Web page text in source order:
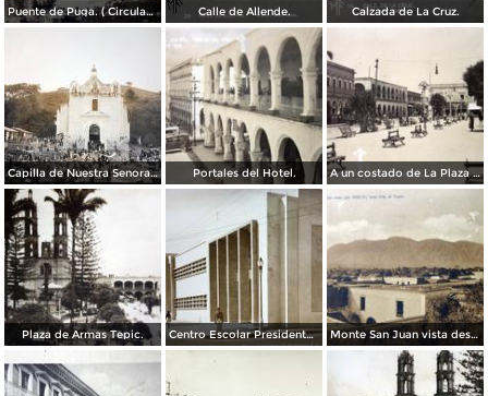
Puente de Puga. ( Circulada el 22 de Mayo de 1920 ). Calle de Allende. Calzada de La Cruz.
Capilla de Nuestra Senora de Guadalupe en Barranca el Pichon. Portales del Hotel. A un costado de La Plaza principal.
Plaza de Armas Tepic. Centro Escolar Presidente M Aleman. Monte San Juan vista desde Tepic ( Circulada el 30 de Agosto de 1908 ).